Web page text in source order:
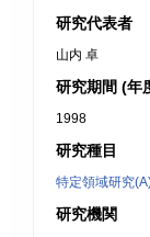
研究代表者
山内 卓
研究期間 (年
1998
研究種目
特定領域研究
研究機関